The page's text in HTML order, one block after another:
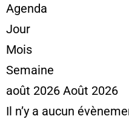
Agenda
Jour
Mois
Semaine
août 2026 Août 2026
Il n’y a aucun